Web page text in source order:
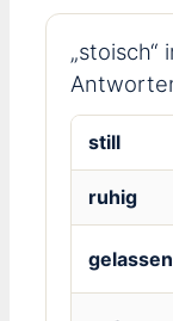
still
ruhig
gelassen